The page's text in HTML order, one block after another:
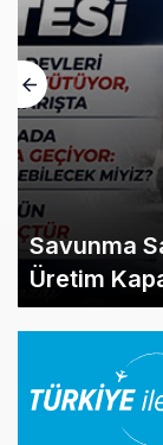
Savunma
Üretim